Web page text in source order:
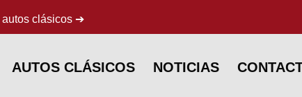
autos clásicos ➔
AUTOS CLÁSICOS NOTICIAS